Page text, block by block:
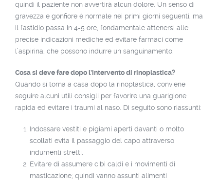
quindi il paziente non avvertirà alcun dolore. Un senso di
gravezza e gonfiore è normale nei primi giorni seguenti, ma
il fastidio passa in 4-5 ore; fondamentale attenersi alle
precise indicazioni mediche ed evitare farmaci come
l’aspirina, che possono indurre un sanguinamento.
Cosa si deve fare dopo l’intervento di rinoplastica?
Quando si torna a casa dopo la rinoplastica, conviene
seguire alcuni utili consigli per favorire una guarigione
rapida ed evitare i traumi al naso. Di seguito sono riassunti:
Indossare vestiti e pigiami aperti davanti o molto
scollati evita il passaggio del capo attraverso
indumenti stretti.
Evitare di assumere cibi caldi e i movimenti di
masticazione; quindi vanno assunti alimenti